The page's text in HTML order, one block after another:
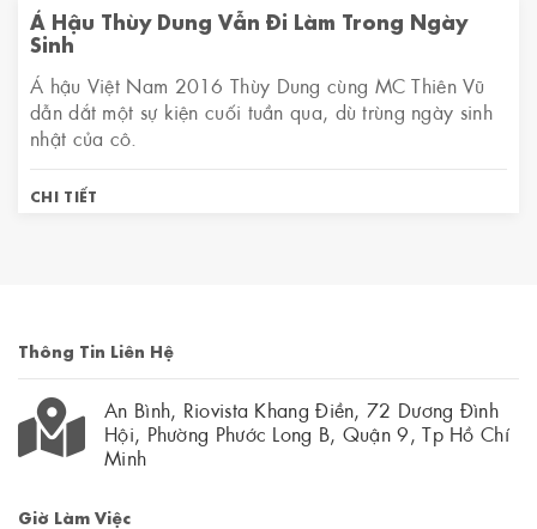
Á Hậu Thùy Dung Vẫn Đi Làm Trong Ngày
Sinh
Á hậu Việt Nam 2016 Thùy Dung cùng MC Thiên Vũ
dẫn dắt một sự kiện cuối tuần qua, dù trùng ngày sinh
nhật của cô.
CHI TIẾT
Thông Tin Liên Hệ
An Bình, Riovista Khang Điền, 72 Dương Đình
Hội, Phường Phước Long B, Quận 9, Tp Hồ Chí
Minh
Giờ Làm Việc